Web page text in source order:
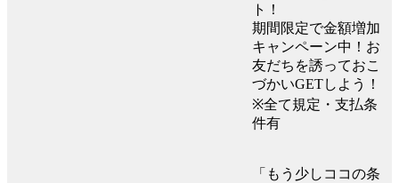
ト！
期間限定で金額増加
キャンペーン中！お
友だちを誘っておこ
づかいGETしよう！
※全て規定・支払条
件有
「もう少しココの条